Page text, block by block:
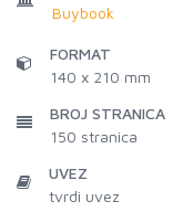
Buybook
FORMAT
140 x 210 mm
BROJ STRANICA
150 stranica
UVEZ
tvrdi uvez